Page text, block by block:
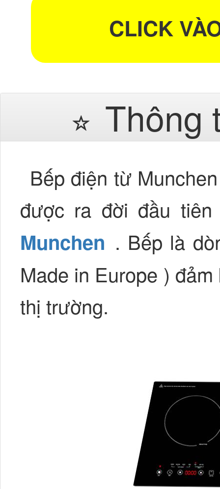
CLICK
Thông
Bếp điện từ
được ra đời đầu
Munchen . Bếp là
Made in Europe )
thị trường.